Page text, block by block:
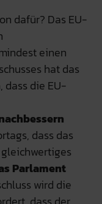
dafür? Das EU-
einen
hat das
dass die EU-
dass das
Parlament
wird die